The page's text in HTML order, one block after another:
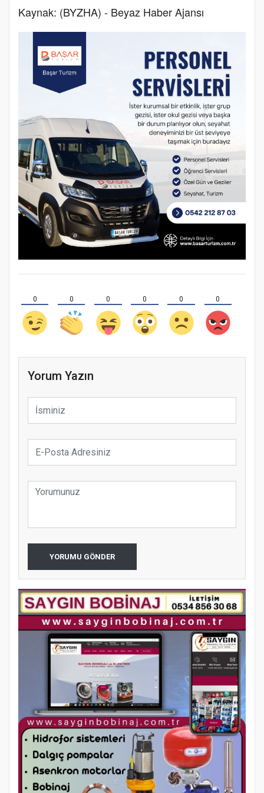
Kaynak: (BYZHA) - Beyaz Haber Ajansı
0 0 0 0 0 0
Yorum Yazın
YORUMU GÖNDER